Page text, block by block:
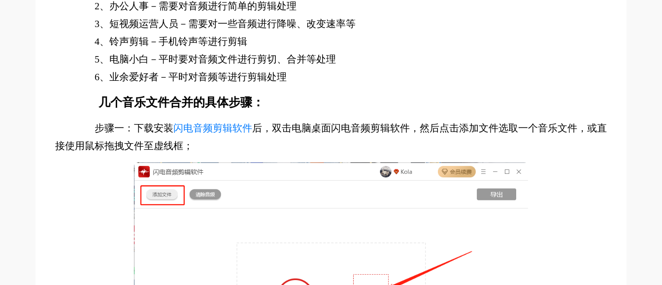
2、办公人事－需要对音频进行简单的剪辑处理
3、短视频运营人员－需要对一些音频进行降噪、改变速率等
4、铃声剪辑－手机铃声等进行剪辑
5、电脑小白－平时要对音频文件进行剪切、合并等处理
6、业余爱好者－平时对音频等进行剪辑处理
几个音乐文件合并的具体步骤：
步骤一：下载安装闪电音频剪辑软件后，双击电脑桌面闪电音频剪辑软件，然后点击添加文件选取一个音乐文件，或直
接使用鼠标拖拽文件至虚线框；